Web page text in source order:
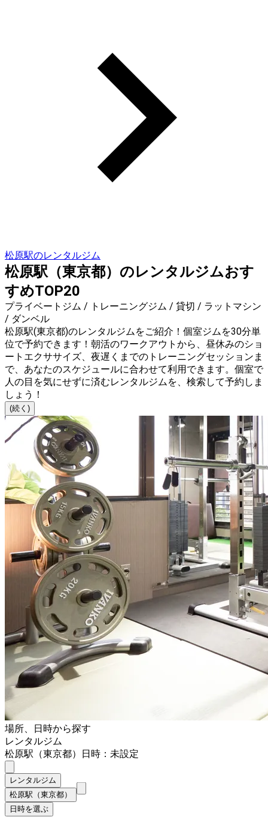
松原駅のレンタルジム
松原駅（東京都）のレンタルジムおす
すめTOP20
プライベートジム / トレーニングジム / 貸切 / ラットマシン
/ ダンベル
松原駅(東京都)のレンタルジムをご紹介！個室ジムを30分単
位で予約できます！朝活のワークアウトから、昼休みのショ
ートエクササイズ、夜遅くまでのトレーニングセッションま
で、あなたのスケジュールに合わせて利用できます。個室で
人の目を気にせずに済むレンタルジムを、検索して予約しま
しょう！
(続く)
場所、日時から探す
レンタルジム
松原駅（東京都）
日時：未設定
レンタルジム
松原駅（東京都）
日時を選ぶ